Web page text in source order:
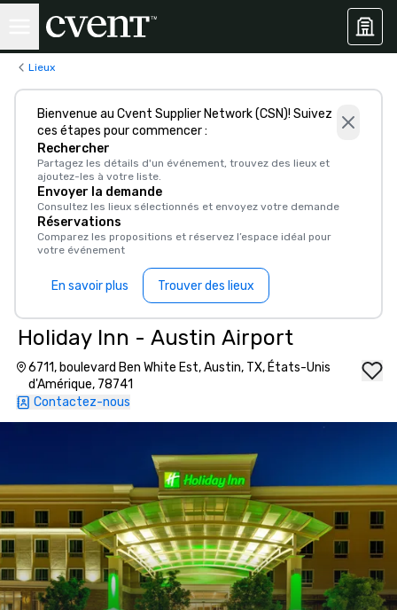
Lieux
Bienvenue au Cvent Supplier Network (CSN)! Suivez
ces étapes pour commencer :
Rechercher
Partagez les détails d'un événement, trouvez des lieux et
ajoutez-les à votre liste.
Envoyer la demande
Consultez les lieux sélectionnés et envoyez votre demande
Réservations
Comparez les propositions et réservez l’espace idéal pour
votre événement
En savoir plus Trouver des lieux
Holiday Inn - Austin Airport
6711, boulevard Ben White Est, Austin, TX, États-Unis
d'Amérique, 78741
Contactez-nous